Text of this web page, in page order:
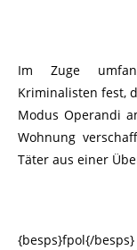
Im Zuge
Kriminalisten fest,
Modus Operandi
Wohnung
Täter aus einer
{besps}fpol{/besps}